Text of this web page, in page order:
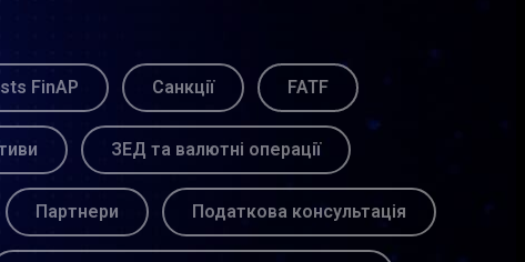
FinAP Санкції FATF
ЗЕД та валютні операції
Партнери Податкова консультація